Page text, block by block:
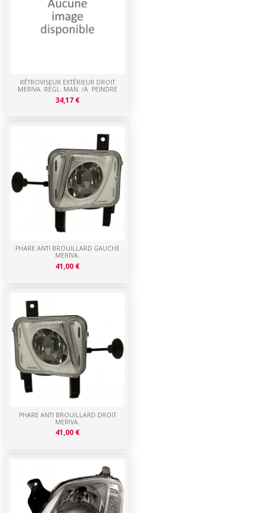
PHARE ANTI BROUILLARD DROIT
MERIVA.
41,00 €
PHARE ANTI BROUILLARD GAUCHE
MERIVA.
41,00 €
RÉTROVISEUR EXTÉRIEUR DROIT
MERIVA. RÈGL. MAN. /À PEINDRE
34,17 €